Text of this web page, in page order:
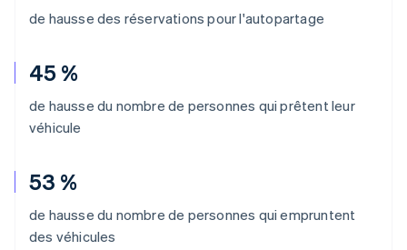
de hausse des réservations pour l'autopartage
45 %
de hausse du nombre de personnes qui prêtent leur
véhicule
53 %
de hausse du nombre de personnes qui empruntent
des véhicules